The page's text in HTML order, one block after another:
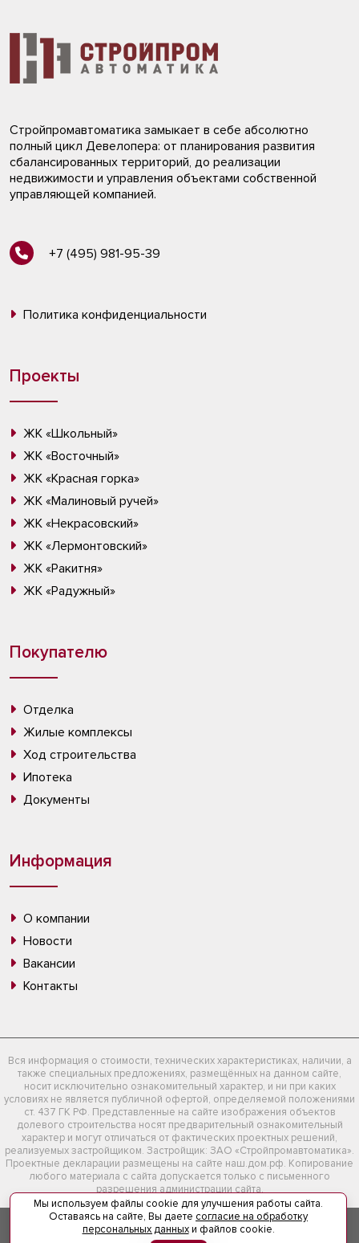
Стройпромавтоматика замыкает в себе абсолютно
полный цикл Девелопера: от планирования развития
сбалансированных территорий, до реализации
недвижимости и управления объектами собственной
управляющей компанией.
+7 (495) 981-95-39
Политика конфиденциальности
Проекты
ЖК «Школьный»
ЖК «Восточный»
ЖК «Красная горка»
ЖК «Малиновый ручей»
ЖК «Некрасовский»
ЖК «Лермонтовский»
ЖК «Ракитня»
ЖК «Радужный»
Покупателю
Отделка
Жилые комплексы
Ход строительства
Ипотека
Документы
Информация
О компании
Новости
Вакансии
Контакты
Вся информация о стоимости, технических характеристиках, наличии, а
также специальных предложениях, размещённых на данном сайте,
носит исключительно ознакомительный характер, и ни при каких
условиях не является публичной офертой, определяемой положениями
ст. 437 ГК РФ. Представленные на сайте изображения объектов
долевого строительства носят предварительный ознакомительный
характер и могут отличаться от фактических проектных решений,
реализуемых застройщиком. Застройщик: ЗАО «Стройпромавтоматика».
Проектные декларации размещены на сайте наш.дом.рф. Копирование
любого материала с сайта допускается только с письменного
разрешения администрации сайта.
Компания «СтройПромАвтоматика»
Мы используем файлы cookie для улучшения работы сайта.
Оставаясь на сайте, Вы даете согласие на обработку
персональных данныхи файлов cookie.